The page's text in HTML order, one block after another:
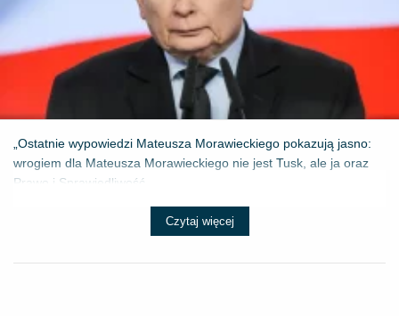
„Ostatnie wypowiedzi Mateusza Morawieckiego pokazują jasno:
wrogiem dla Mateusza Morawieckiego nie jest Tusk, ale ja oraz
Prawo i Sprawiedliwość....
Czytaj więcej